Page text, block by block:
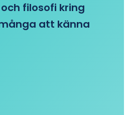
filosofi kring
att känna